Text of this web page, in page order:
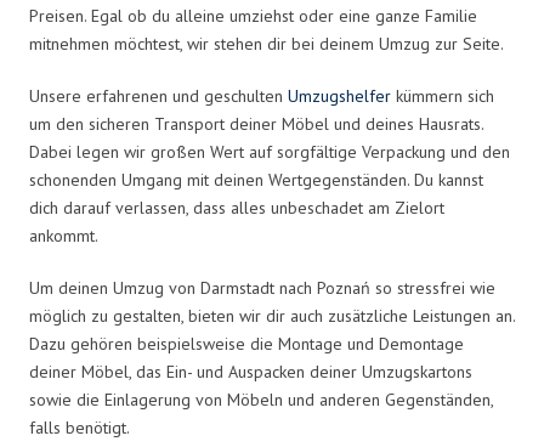
Preisen. Egal ob du alleine umziehst oder eine ganze Familie
mitnehmen möchtest, wir stehen dir bei deinem Umzug zur Seite.
Unsere erfahrenen und geschulten Umzugshelfer kümmern sich
um den sicheren Transport deiner Möbel und deines Hausrats.
Dabei legen wir großen Wert auf sorgfältige Verpackung und den
schonenden Umgang mit deinen Wertgegenständen. Du kannst
dich darauf verlassen, dass alles unbeschadet am Zielort
ankommt.
Um deinen Umzug von Darmstadt nach Poznań so stressfrei wie
möglich zu gestalten, bieten wir dir auch zusätzliche Leistungen an.
Dazu gehören beispielsweise die Montage und Demontage
deiner Möbel, das Ein- und Auspacken deiner Umzugskartons
sowie die Einlagerung von Möbeln und anderen Gegenständen,
falls benötigt.